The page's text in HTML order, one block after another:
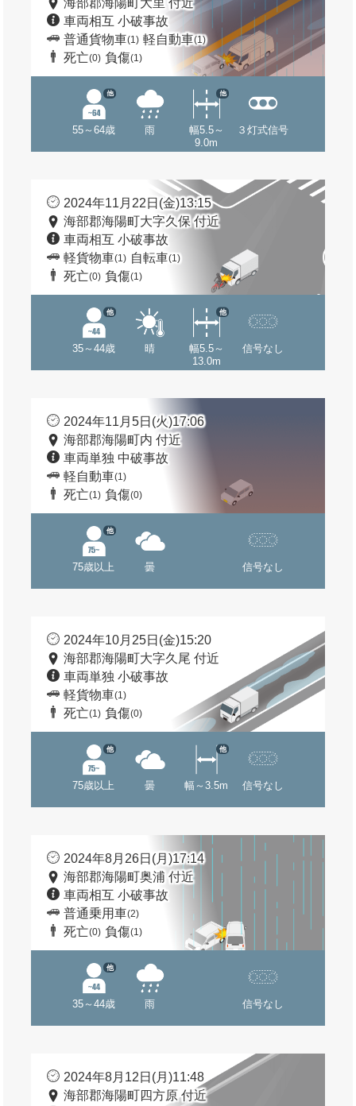
海部郡海陽町大里 付近
車両相互 小破事故
普通貨物車(1) 軽自動車(1)
死亡(0) 負傷(1)
55～64歳
他
雨
幅5.5～
9.0m
他
３灯式信号
2024年11月22日(金)13:15
海部郡海陽町大字久保 付近
車両相互 小破事故
軽貨物車(1) 自転車(1)
死亡(0) 負傷(1)
35～44歳
他
晴
幅5.5～
13.0m
他
信号なし
2024年11月5日(火)17:06
海部郡海陽町内 付近
車両単独 中破事故
軽自動車(1)
死亡(1) 負傷(0)
75歳以上
他
曇 信号なし
2024年10月25日(金)15:20
海部郡海陽町大字久尾 付近
車両単独 小破事故
軽貨物車(1)
死亡(1) 負傷(0)
75歳以上
他
曇 幅～3.5m
他
信号なし
2024年8月26日(月)17:14
海部郡海陽町奥浦 付近
車両相互 小破事故
普通乗用車(2)
死亡(0) 負傷(1)
35～44歳
他
雨 信号なし
2024年8月12日(月)11:48
海部郡海陽町四方原 付近